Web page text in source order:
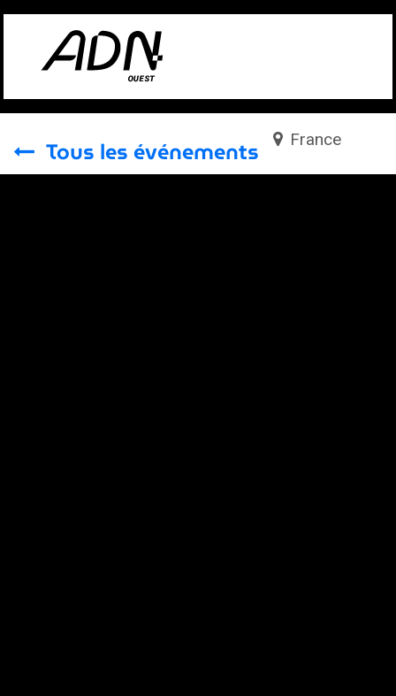
Se rendre au contenu
Tous les événements France